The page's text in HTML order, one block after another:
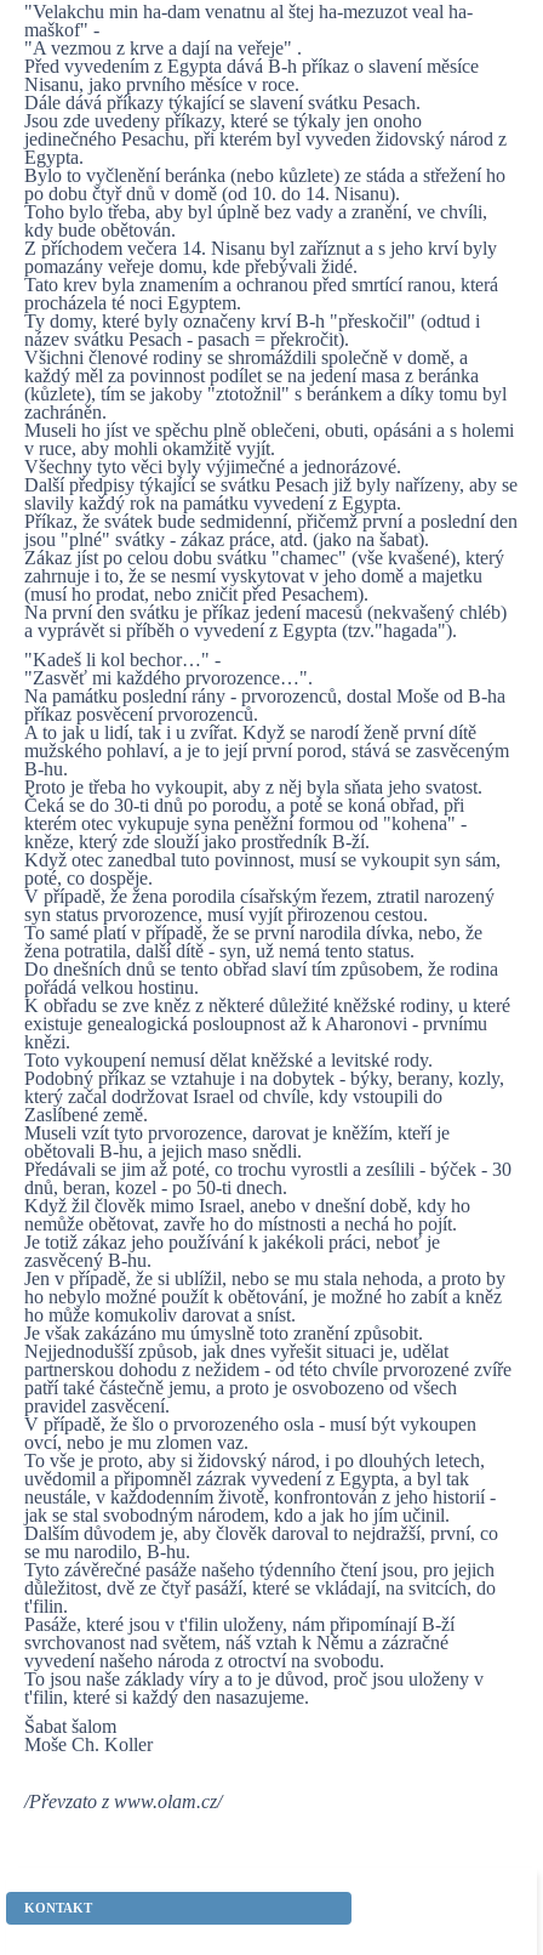
"Velakchu min ha-dam venatnu al štej ha-mezuzot veal ha-
maškof" -
"A vezmou z krve a dají na veřeje" .
Před vyvedením z Egypta dává B-h příkaz o slavení měsíce
Nisanu, jako prvního měsíce v roce.
Dále dává příkazy týkající se slavení svátku Pesach.
Jsou zde uvedeny příkazy, které se týkaly jen onoho
jedinečného Pesachu, při kterém byl vyveden židovský národ z
Egypta.
Bylo to vyčlenění beránka (nebo kůzlete) ze stáda a střežení ho
po dobu čtyř dnů v domě (od 10. do 14. Nisanu).
Toho bylo třeba, aby byl úplně bez vady a zranění, ve chvíli,
kdy bude obětován.
Z příchodem večera 14. Nisanu byl zaříznut a s jeho krví byly
pomazány veřeje domu, kde přebývali židé.
Tato krev byla znamením a ochranou před smrtící ranou, která
procházela té noci Egyptem.
Ty domy, které byly označeny krví B-h "přeskočil" (odtud i
název svátku Pesach - pasach = překročit).
Všichni členové rodiny se shromáždili společně v domě, a
každý měl za povinnost podílet se na jedení masa z beránka
(kůzlete), tím se jakoby "ztotožnil" s beránkem a díky tomu byl
zachráněn.
Museli ho jíst ve spěchu plně oblečeni, obuti, opásáni a s holemi
v ruce, aby mohli okamžitě vyjít.
Všechny tyto věci byly výjimečné a jednorázové.
Další předpisy týkající se svátku Pesach již byly nařízeny, aby se
slavily každý rok na památku vyvedení z Egypta.
Příkaz, že svátek bude sedmidenní, přičemž první a poslední den
jsou "plné" svátky - zákaz práce, atd. (jako na šabat).
Zákaz jíst po celou dobu svátku "chamec" (vše kvašené), který
zahrnuje i to, že se nesmí vyskytovat v jeho domě a majetku
(musí ho prodat, nebo zničit před Pesachem).
Na první den svátku je příkaz jedení macesů (nekvašený chléb)
a vyprávět si příběh o vyvedení z Egypta (tzv."hagada").
"Kadeš li kol bechor…" -
"Zasvěť mi každého prvorozence…".
Na památku poslední rány - prvorozenců, dostal Moše od B-ha
příkaz posvěcení prvorozenců.
A to jak u lidí, tak i u zvířat. Když se narodí ženě první dítě
mužského pohlaví, a je to její první porod, stává se zasvěceným
B-hu.
Proto je třeba ho vykoupit, aby z něj byla sňata jeho svatost.
Čeká se do 30-ti dnů po porodu, a poté se koná obřad, při
kterém otec vykupuje syna peněžní formou od "kohena" -
kněze, který zde slouží jako prostředník B-ží.
Když otec zanedbal tuto povinnost, musí se vykoupit syn sám,
poté, co dospěje.
V případě, že žena porodila císařským řezem, ztratil narozený
syn status prvorozence, musí vyjít přirozenou cestou.
To samé platí v případě, že se první narodila dívka, nebo, že
žena potratila, další dítě - syn, už nemá tento status.
Do dnešních dnů se tento obřad slaví tím způsobem, že rodina
pořádá velkou hostinu.
K obřadu se zve kněz z některé důležité kněžské rodiny, u které
existuje genealogická posloupnost až k Aharonovi - prvnímu
knězi.
Toto vykoupení nemusí dělat kněžské a levitské rody.
Podobný příkaz se vztahuje i na dobytek - býky, berany, kozly,
který začal dodržovat Israel od chvíle, kdy vstoupili do
Zaslíbené země.
Museli vzít tyto prvorozence, darovat je kněžím, kteří je
obětovali B-hu, a jejich maso snědli.
Předávali se jim až poté, co trochu vyrostli a zesílili - býček - 30
dnů, beran, kozel - po 50-ti dnech.
Když žil člověk mimo Israel, anebo v dnešní době, kdy ho
nemůže obětovat, zavře ho do místnosti a nechá ho pojít.
Je totiž zákaz jeho používání k jakékoli práci, neboť je
zasvěcený B-hu.
Jen v případě, že si ublížil, nebo se mu stala nehoda, a proto by
ho nebylo možné použít k obětování, je možné ho zabít a kněz
ho může komukoliv darovat a sníst.
Je však zakázáno mu úmyslně toto zranění způsobit.
Nejjednodušší způsob, jak dnes vyřešit situaci je, udělat
partnerskou dohodu z nežidem - od této chvíle prvorozené zvíře
patří také částečně jemu, a proto je osvobozeno od všech
pravidel zasvěcení.
V případě, že šlo o prvorozeného osla - musí být vykoupen
ovcí, nebo je mu zlomen vaz.
To vše je proto, aby si židovský národ, i po dlouhých letech,
uvědomil a připomněl zázrak vyvedení z Egypta, a byl tak
neustále, v každodenním životě, konfrontován z jeho historií -
jak se stal svobodným národem, kdo a jak ho jím učinil.
Dalším důvodem je, aby člověk daroval to nejdražší, první, co
se mu narodilo, B-hu.
Tyto závěrečné pasáže našeho týdenního čtení jsou, pro jejich
důležitost, dvě ze čtyř pasáží, které se vkládají, na svitcích, do
t'filin.
Pasáže, které jsou v t'filin uloženy, nám připomínají B-ží
svrchovanost nad světem, náš vztah k Němu a zázračné
vyvedení našeho národa z otroctví na svobodu.
To jsou naše základy víry a to je důvod, proč jsou uloženy v
t'filin, které si každý den nasazujeme.
Šabat šalom
Moše Ch. Koller
/Převzato z www.olam.cz/
KONTAKT